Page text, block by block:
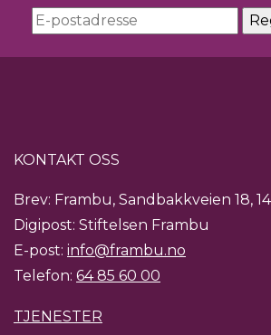
KONTAKT OSS
Brev: Frambu, Sandbakkveien 18,
Digipost: Stiftelsen Frambu
E-post: info@frambu.no
Telefon: 64 85 60 00
TJENESTER